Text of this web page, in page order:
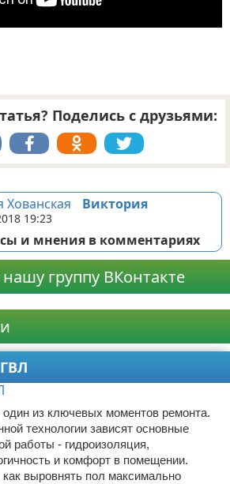
Поделись с друзьями:
Виктория
19:23
и мнения в комментариях
группу ВКонтакте
из ключевых моментов ремонта.
технологии зависят основные
работы - гидроизоляция,
и комфорт в помещении.
выровнять пол максимально